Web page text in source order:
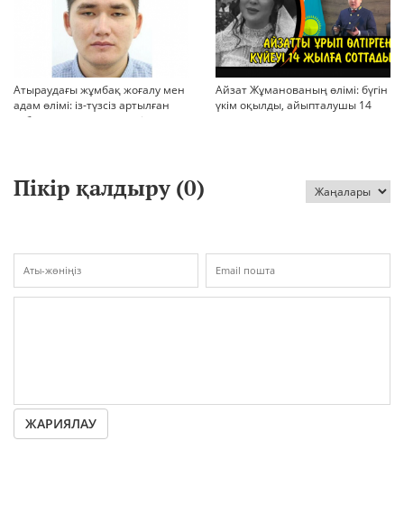
Атыраудағы жұмбақ жоғалу мен
адам өлімі: із-түзсіз артылған
отбасы, полиция тергеуі және
Айзат Жұманованың өлімі: бүгін
үкім оқылды, айыпталушы 14
Пікір қалдыру (0)
ЖАРИЯЛАУ